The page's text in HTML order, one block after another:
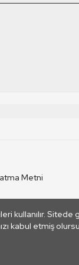
kullanılır.
kabul etmiş
Metni
TRT. Bağlantı